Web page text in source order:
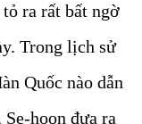
ra rất bất ngờ
Trong lịch sử
Quốc nào dẫn
hoon đưa ra